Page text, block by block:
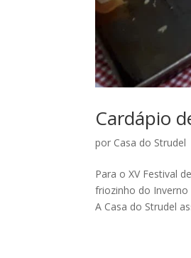
Cardápio
por Casa do Strudel
Para o XV Festival
friozinho do
A Casa do Strudel